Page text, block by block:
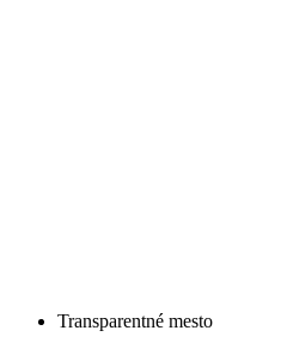
Transparentné mesto